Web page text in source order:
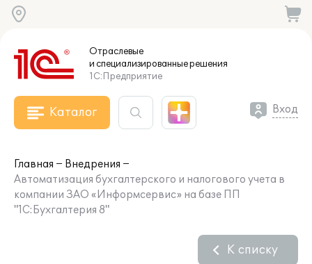
Отраслевые
и специализированныерешения
1С:Предприятие
Каталог Вход
Главная
Внедрения
Автоматизация бухгалтерского и налогового учета в
компании ЗАО «Информсервис» на базе ПП
"1С:Бухгалтерия 8"
К списку